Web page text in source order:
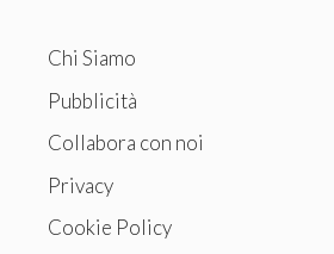
Chi Siamo
Pubblicità
Collabora con noi
Privacy
Cookie Policy